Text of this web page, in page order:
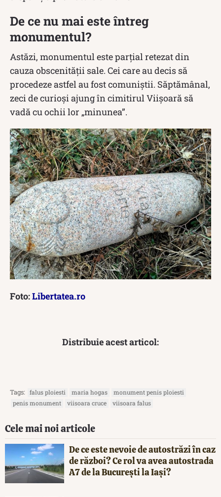
De ce nu mai este întreg
monumentul?
Astăzi, monumentul este parţial retezat din
cauza obscenităţii sale. Cei care au decis să
procedeze astfel au fost comuniştii. Săptămânal,
zeci de curioşi ajung în cimitirul Viişoară să
vadă cu ochii lor „minunea”.
Foto:Libertatea.ro
Distribuie acest articol:
Tags: falus ploiesti maria hogas
monument penis ploiesti
penis monument
viisoara cruce viisoara falus
Cele mai noi articole
De ce este nevoie de autostrăzi în caz
de război? Ce rol va avea autostrada
A7 de la București la Iași?